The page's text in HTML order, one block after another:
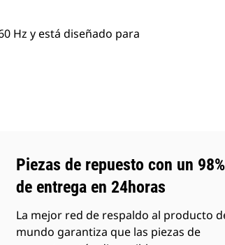
Hz y está diseñado para
Piezas de repuesto con un 98%
de entrega en 24horas
La mejor red de respaldo al producto
mundo garantiza que las piezas de